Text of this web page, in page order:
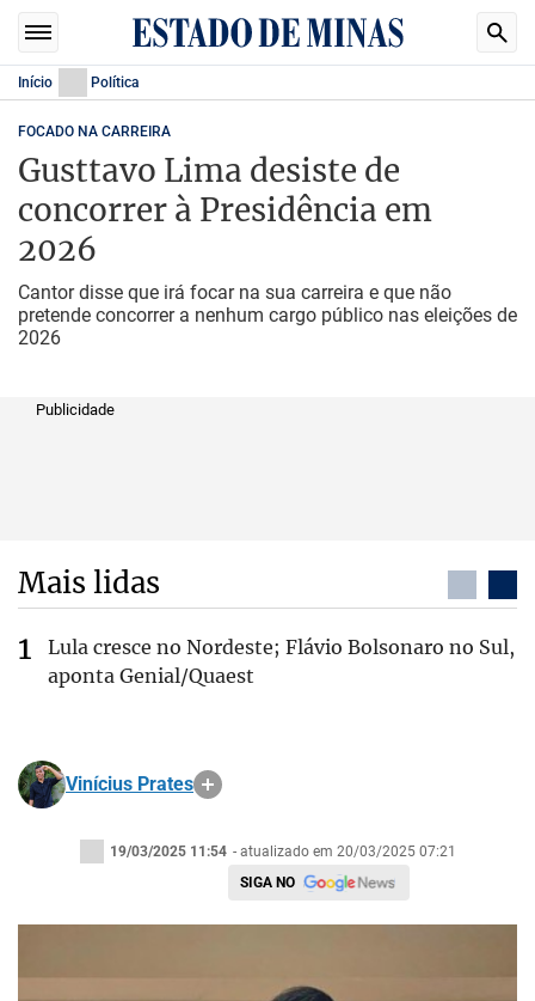
Início Política
FOCADO NA CARREIRA
Gusttavo Lima desiste de
concorrer à Presidência em
2026
Cantor disse que irá focar na sua carreira e que não
pretende concorrer a nenhum cargo público nas eleições de
2026
Publicidade
Mais lidas
Lula cresce no Nordeste; Flávio Bolsonaro no Sul,
aponta Genial/Quaest
Vinícius Prates
19/03/2025 11:54 - atualizado em 20/03/2025 07:21
SIGA NO